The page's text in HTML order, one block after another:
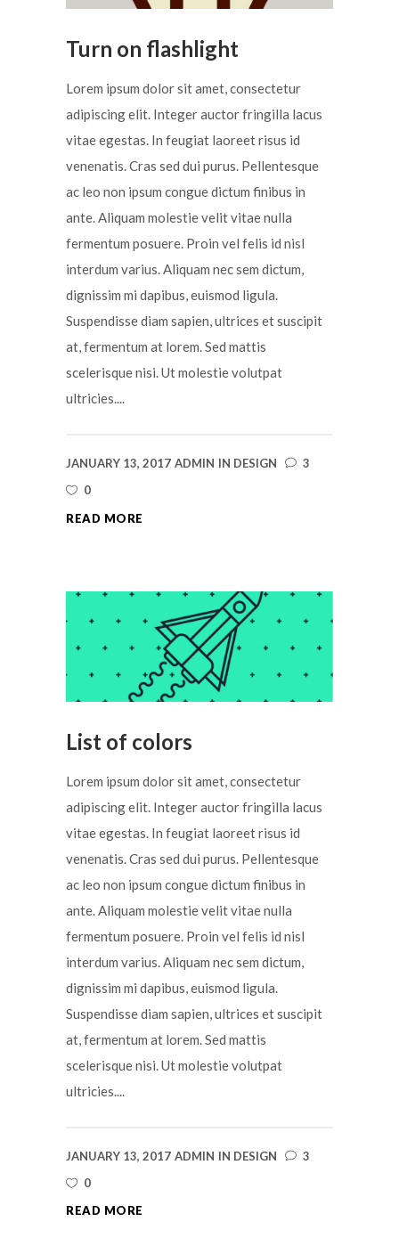
Turn on flashlight
Lorem ipsum dolor sit amet, consectetur
adipiscing elit. Integer auctor fringilla lacus
vitae egestas. In feugiat laoreet risus id
venenatis. Cras sed dui purus. Pellentesque
ac leo non ipsum congue dictum finibus in
ante. Aliquam molestie velit vitae nulla
fermentum posuere. Proin vel felis id nisl
interdum varius. Aliquam nec sem dictum,
dignissim mi dapibus, euismod ligula.
Suspendisse diam sapien, ultrices et suscipit
at, fermentum at lorem. Sed mattis
scelerisque nisi. Ut molestie volutpat
ultricies....
JANUARY 13, 2017 ADMIN IN DESIGN
3
0
READ MORE
List of colors
Lorem ipsum dolor sit amet, consectetur
adipiscing elit. Integer auctor fringilla lacus
vitae egestas. In feugiat laoreet risus id
venenatis. Cras sed dui purus. Pellentesque
ac leo non ipsum congue dictum finibus in
ante. Aliquam molestie velit vitae nulla
fermentum posuere. Proin vel felis id nisl
interdum varius. Aliquam nec sem dictum,
dignissim mi dapibus, euismod ligula.
Suspendisse diam sapien, ultrices et suscipit
at, fermentum at lorem. Sed mattis
scelerisque nisi. Ut molestie volutpat
ultricies....
JANUARY 13, 2017 ADMIN IN DESIGN
3
0
READ MORE